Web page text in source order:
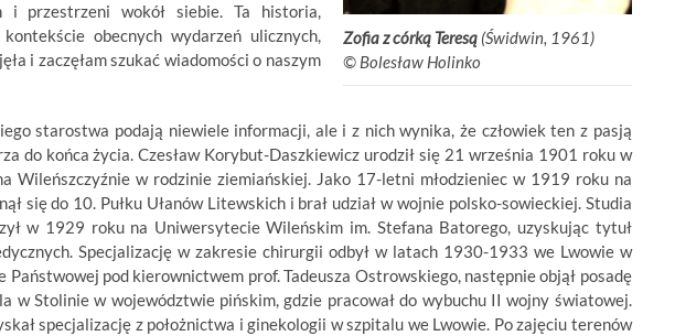
Zofia z córką Teresą(Świdwin, 1961)
©. Bolesław Holinko
i przestrzeni wokół siebie. Ta historia,
obecnych wydarzeń ulicznych,
i zaczęłam szukać wiadomości o naszym
starostwa podają niewiele informacji, ale i z nich wynika, że człowiek ten z pasją
do końca życia. Czesław Korybut-Daszkiewicz urodził się 21 września 1901 roku w
Wileńszczyźnie w rodzinie ziemiańskiej. Jako 17-letni młodzieniec w 1919 roku na
się do 10. Pułku Ułanów Litewskich i brał udział w wojnie polsko-sowieckiej. Studia
w 1929 roku na Uniwersytecie Wileńskim im. Stefana Batorego, uzyskując tytuł
Specjalizację w zakresie chirurgii odbył w latach 1930-1933 we Lwowie w
Państwowej pod kierownictwem prof. Tadeusza Ostrowskiego, następnie objął posadę
w Stolinie w województwie pińskim, gdzie pracował do wybuchu II wojny światowej.
specjalizację z położnictwa i ginekologii w szpitalu we Lwowie. Po zajęciu terenów